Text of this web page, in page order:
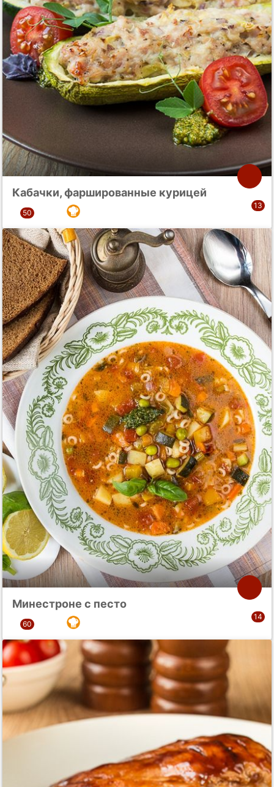
Кабачки, фаршированные курицей
Минестроне с песто